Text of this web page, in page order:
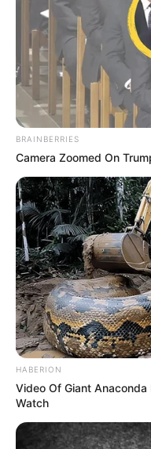
BRAINBERRIES
Camera Zoomed On
HABERION
Video Of Giant Anaconda
Watch